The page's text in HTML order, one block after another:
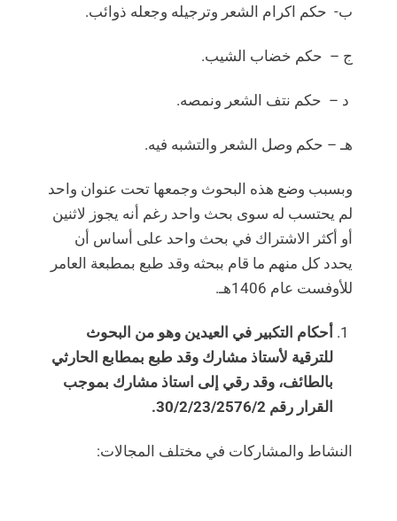
ب- حكم اكرام الشعر وترجيله وجعله ذوائب.
ج – حكم خضاب الشيب.
د – حكم نتف الشعر ونمصه.
هـ – حكم وصل الشعر والتشبه فيه.
وبسبب وضع هذه البحوث وجمعها تحت عنوان واحد
لم يحتسب له سوى بحث واحد رغم أنه يجوز لاثنين
أو أكثر الاشتراك في بحث واحد على أساس أن
يحدد كل منهم ما قام ببحثه وقد طبع بمطبعة العامر
للأوفست عام 1406هـ.
أحكام التكبير في العيدين وهو من البحوث
للترقية لأستاذ مشارك وقد طبع بمطابع الحارثي
بالطائف، وقد رقي إلى استاذ مشارك بموجب
القرار رقم 30/2/23/2576/2.
النشاط والمشاركات في مختلف المجالات: